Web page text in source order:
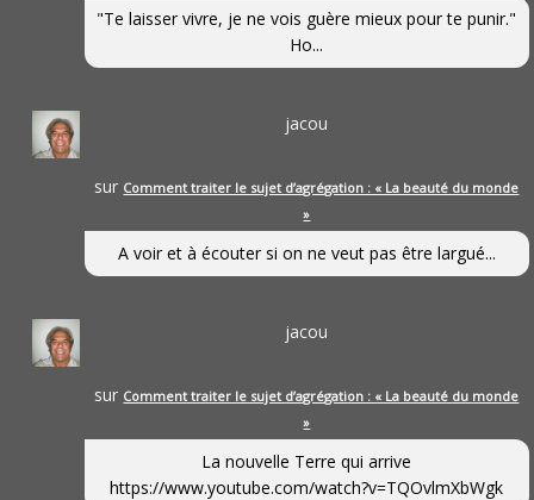
"Te laisser vivre, je ne vois guère mieux pour te punir."
Ho...
jacou
sur Comment traiter le sujet d’agrégation : « La beauté du monde
»
A voir et à écouter si on ne veut pas être largué...
jacou
sur Comment traiter le sujet d’agrégation : « La beauté du monde
»
La nouvelle Terre qui arrive
https://www.youtube.com/watch?v=TQOvlmXbWgk